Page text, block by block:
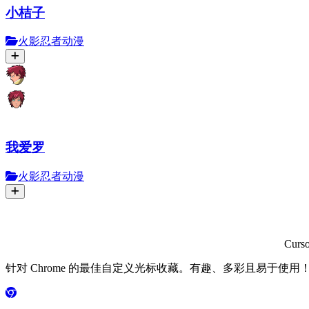
小桔子
火影忍者动漫
我爱罗
火影忍者动漫
针对 Chrome 的最佳自定义光标收藏。有趣、多彩且易于使用！